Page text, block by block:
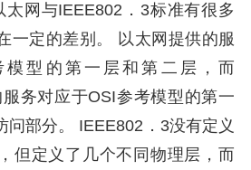
网与IEEE802．3标准有很多
一定的差别。 以太网提供的服
模型的第一层和第二层，而
务对应于OSI参考模型的第一
问部分。 IEEE802．3没有定义
但定义了几个不同物理层，而